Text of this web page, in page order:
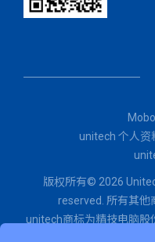
unitech 个人资
版权所有© 2026
reserved. 所有其他
unitech商标为精技电脑股